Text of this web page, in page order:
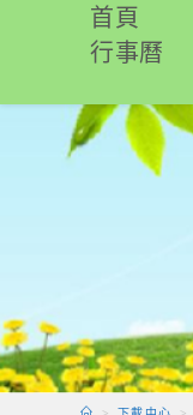
要
首頁
行事曆